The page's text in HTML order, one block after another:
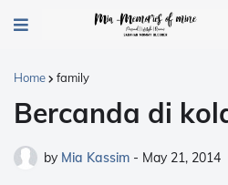
Home family
Bercanda di
by Mia Kassim - May 21, 2014